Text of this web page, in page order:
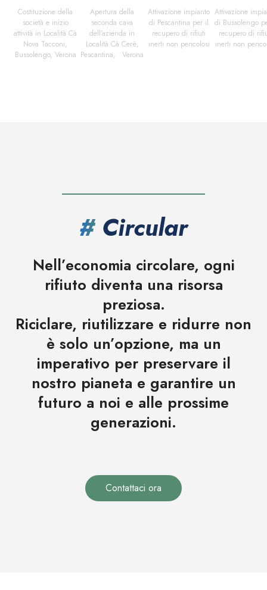
Costituzione della
società e inizio
attività in Località Cà
Nova Tacconi,
Bussolengo, Verona
Apertura della
seconda cava
dell’azienda in
Località Cà Cerè,
Pescantina, Verona
Attivazione impianto
di Pescantina per il
recupero di rifiuti
inerti non pericolosi
Attivazione
di Bussolengo
recupero di
inerti non
# Circular
Nell’economia circolare, ogni
rifiuto diventa una risorsa
preziosa.
Riciclare, riutilizzare e ridurre non
è solo un’opzione, ma un
imperativo per preservare il
nostro pianeta e garantire un
futuro a noi e alle prossime
generazioni.
Contattaci ora